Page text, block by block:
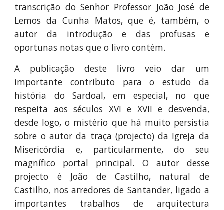
transcrição do Senhor Professor João José de
Lemos da Cunha Matos, que é, também, o
autor da introdução e das profusas e
oportunas notas que o livro contém.
A publicação deste livro veio dar um
importante contributo para o estudo da
história do Sardoal, em especial, no que
respeita aos séculos XVI e XVII e desvenda,
desde logo, o mistério que há muito persistia
sobre o autor da traça (projecto) da Igreja da
Misericórdia e, particularmente, do seu
magnífico portal principal. O autor desse
projecto é João de Castilho, natural de
Castilho, nos arredores de Santander, ligado a
importantes trabalhos de arquitectura